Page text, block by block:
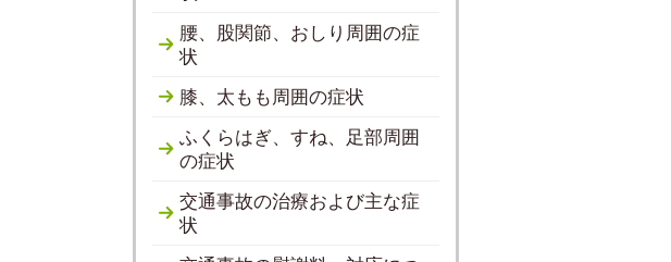
腰、股関節、おしり周囲の症
状
膝、太もも周囲の症状
ふくらはぎ、すね、足部周囲
の症状
交通事故の治療および主な症
状